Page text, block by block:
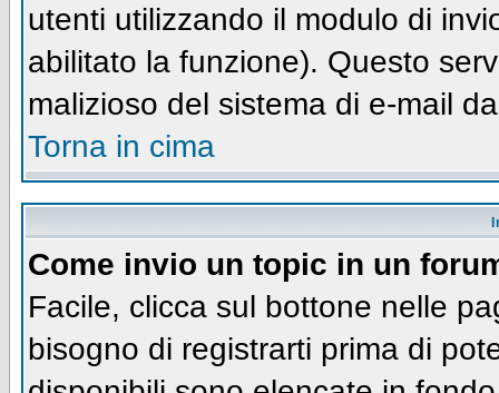
utenti utilizzando il modulo di
abilitato la funzione). Questo
malizioso del sistema di e-mail
Torna in cima
Come invio un topic in un
Facile, clicca sul bottone nelle
bisogno di registrarti prima di